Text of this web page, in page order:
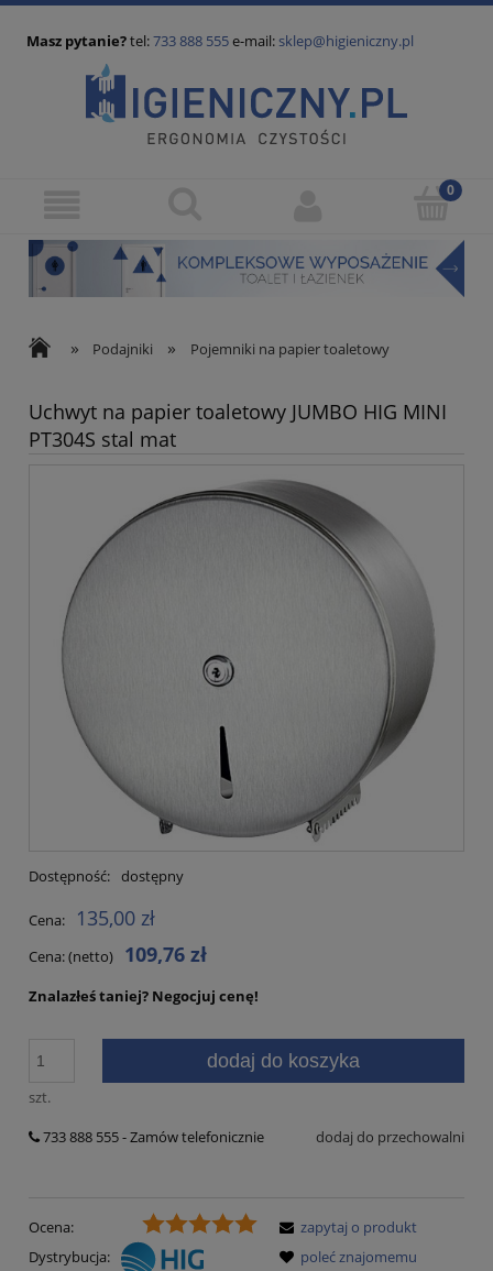
Masz pytanie?tel:733 888 555e-mail:sklep@higieniczny.pl
» Podajniki » Pojemniki na papier toaletowy
Uchwyt na papier toaletowy JUMBO HIG MINI
PT304S stal mat
Dostępność: dostępny
Cena: 135,00 zł
Cena: (netto) 109,76 zł
Znalazłeś taniej? Negocjuj cenę!
szt.
dodaj do koszyka
733 888 555 - Zamów telefonicznie dodaj do przechowalni
Ocena:
Dystrybucja:
zapytaj o produkt
poleć znajomemu